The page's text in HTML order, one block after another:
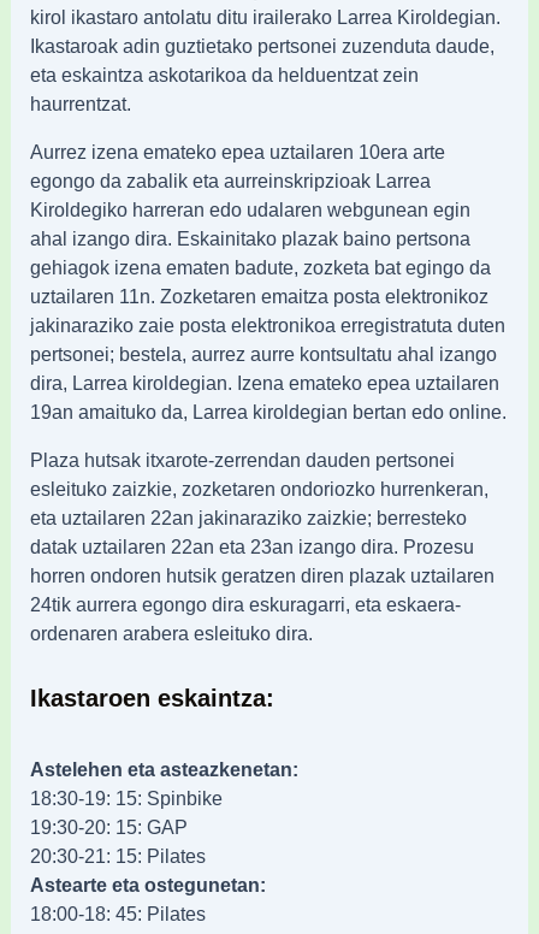
kirol ikastaro antolatu ditu irailerako Larrea Kiroldegian.
Ikastaroak adin guztietako pertsonei zuzenduta daude,
eta eskaintza askotarikoa da helduentzat zein
haurrentzat.
Aurrez izena emateko epea uztailaren 10era arte
egongo da zabalik eta aurreinskripzioak Larrea
Kiroldegiko harreran edo udalaren webgunean egin
ahal izango dira. Eskainitako plazak baino pertsona
gehiagok izena ematen badute, zozketa bat egingo da
uztailaren 11n. Zozketaren emaitza posta elektronikoz
jakinaraziko zaie posta elektronikoa erregistratuta duten
pertsonei; bestela, aurrez aurre kontsultatu ahal izango
dira, Larrea kiroldegian. Izena emateko epea uztailaren
19an amaituko da, Larrea kiroldegian bertan edo online.
Plaza hutsak itxarote-zerrendan dauden pertsonei
esleituko zaizkie, zozketaren ondoriozko hurrenkeran,
eta uztailaren 22an jakinaraziko zaizkie; berresteko
datak uztailaren 22an eta 23an izango dira. Prozesu
horren ondoren hutsik geratzen diren plazak uztailaren
24tik aurrera egongo dira eskuragarri, eta eskaera-
ordenaren arabera esleituko dira.
Ikastaroen eskaintza:
Astelehen eta asteazkenetan:
18:30-19: 15: Spinbike
19:30-20: 15: GAP
20:30-21: 15: Pilates
Astearte eta ostegunetan:
18:00-18: 45: Pilates